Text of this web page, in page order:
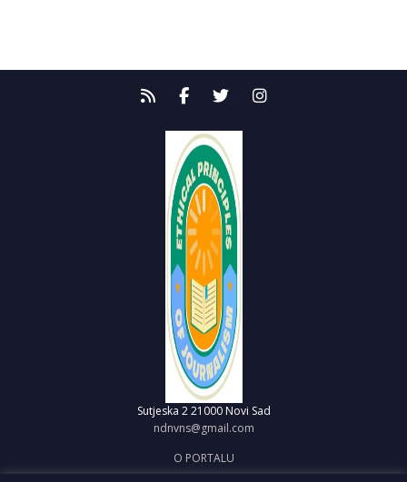
Sutjeska 2 21000 Novi Sad
ndnvns@gmail.com
O PORTALU